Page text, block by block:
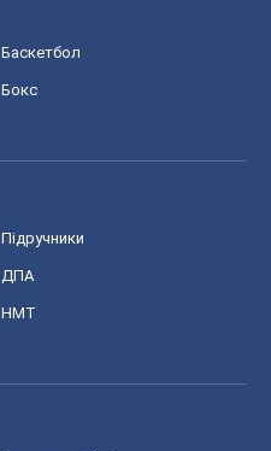
Баскетбол
Бокс
Підручники
ДПА
НМТ